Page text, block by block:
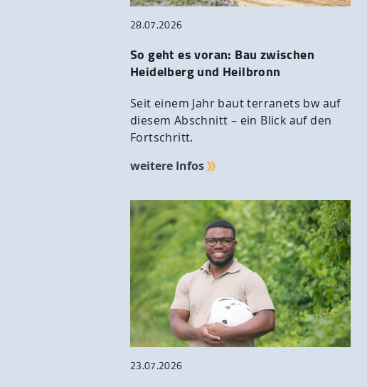
28.07.2026
So geht es voran: Bau zwischen
Heidelberg und Heilbronn
Seit einem Jahr baut terranets bw auf
diesem Abschnitt – ein Blick auf den
Fortschritt.
weitere Infos
23.07.2026